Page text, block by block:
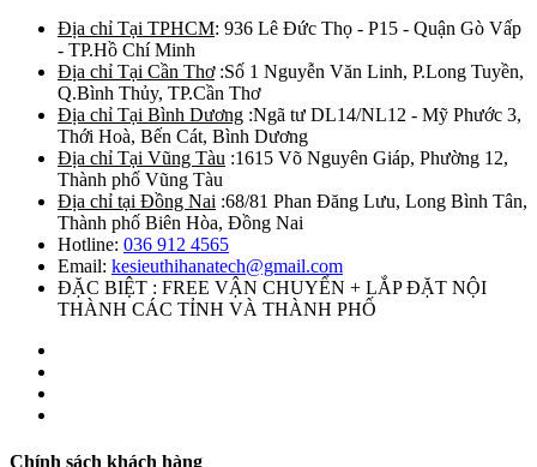
Địa chỉ Tại TPHCM: 936 Lê Đức Thọ - P15 - Quận Gò Vấp
- TP.Hồ Chí Minh
Địa chỉ Tại Cần Thơ:Số 1 Nguyễn Văn Linh, P.Long Tuyền,
Q.Bình Thủy, TP.Cần Thơ
Địa chỉ Tại Bình Dương :Ngã tư DL14/NL12 - Mỹ Phước 3,
Thới Hoà, Bến Cát, Bình Dương
Địa chỉ Tại Vũng Tàu :1615 Võ Nguyên Giáp, Phường 12,
Thành phố Vũng Tàu
Địa chỉ tại Đồng Nai :68/81 Phan Đăng Lưu, Long Bình Tân,
Thành phố Biên Hòa, Đồng Nai
Hotline: 036 912 4565
Email: kesieuthihanatech@gmail.com
ĐẶC BIỆT : FREE VẬN CHUYỂN + LẮP ĐẶT NỘI
THÀNH CÁC TỈNH VÀ THÀNH PHỐ
Chính sách khách hàng